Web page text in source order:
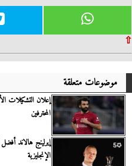
⇧
موضوعات متعلقة
إعلان التشكيلات
المحترفين
الإنجليزية